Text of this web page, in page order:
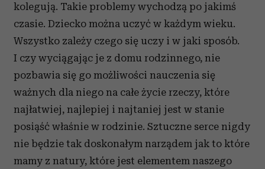
kolegują. Takie problemy wychodzą po jakimś
czasie. Dziecko można uczyć w każdym wieku.
Wszystko zależy czego się uczy i w jaki sposób.
I czy wyciągając je z domu rodzinnego, nie
pozbawia się go możliwości nauczenia się
ważnych dla niego na całe życie rzeczy, które
najłatwiej, najlepiej i najtaniej jest w stanie
posiąść właśnie w rodzinie. Sztuczne serce nigdy
nie będzie tak doskonałym narządem jak to które
mamy z natury, które jest elementem naszego